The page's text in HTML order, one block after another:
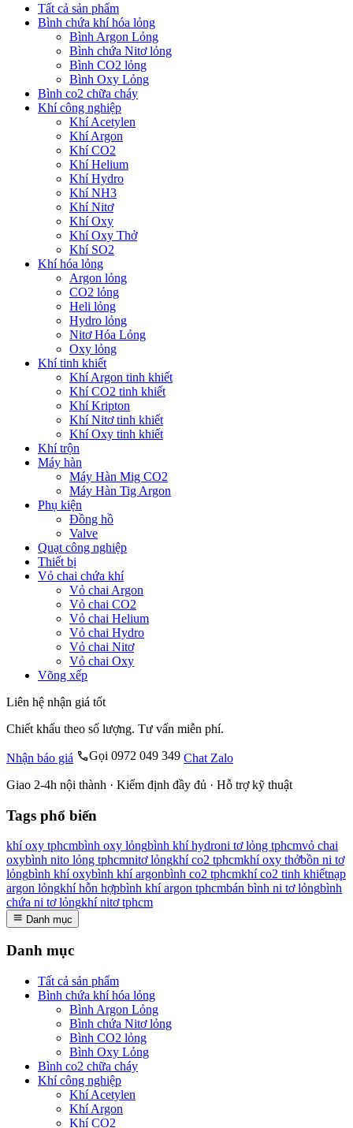
Tất cả sản phẩm
Bình chứa khí hóa lỏng
Bình Argon Lỏng
Bình chứa Nitơ lỏng
Bình CO2 lỏng
Bình Oxy Lỏng
Bình co2 chữa cháy
Khí công nghiệp
Khí Acetylen
Khí Argon
Khí CO2
Khí Helium
Khí Hydro
Khí NH3
Khí Nitơ
Khí Oxy
Khí Oxy Thở
Khí SO2
Khí hóa lỏng
Argon lỏng
CO2 lỏng
Heli lỏng
Hydro lỏng
Nitơ Hóa Lỏng
Oxy lỏng
Khí tinh khiết
Khí Argon tinh khiết
Khí CO2 tinh khiết
Khí Kripton
Khí Nitơ tinh khiết
Khí Oxy tinh khiết
Khí trộn
Máy hàn
Máy Hàn Mig CO2
Máy Hàn Tig Argon
Phụ kiện
Đồng hồ
Valve
Quạt công nghiệp
Thiết bị
Vỏ chai chứa khí
Vỏ chai Argon
Vỏ chai CO2
Vỏ chai Helium
Vỏ chai Hydro
Vỏ chai Nitơ
Vỏ chai Oxy
Võng xếp
Liên hệ nhận giá tốt
Chiết khấu theo số lượng. Tư vấn miễn phí.
Nhận báo giá Gọi 0972 049 349 Chat Zalo
Giao 2-4h nội thành · Kiểm định đầy đủ · Hỗ trợ kỹ thuật
Tags phổ biến
khí oxy tphcmbình oxy lỏngbình khí hydroni tơ lỏng tphcmvỏ chai
oxybình nito lỏng tphcmnitơ lỏngkhí co2 tphcmkhí oxy thởbồn ni tơ
lỏngbình khí oxybình khí argonbình co2 tphcmkhí co2 tinh khiếtnạp
argon lỏngkhí hỗn hợpbình khí argon tphcmbán bình ni tơ lỏngbình
chứa ni tơ lỏngkhí nitơ tphcm
Danh mục
Danh mục
Tất cả sản phẩm
Bình chứa khí hóa lỏng
Bình Argon Lỏng
Bình chứa Nitơ lỏng
Bình CO2 lỏng
Bình Oxy Lỏng
Bình co2 chữa cháy
Khí công nghiệp
Khí Acetylen
Khí Argon
Khí CO2